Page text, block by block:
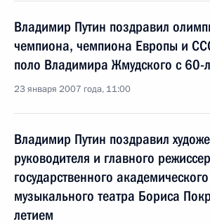
Владимир Путин поздравил
чемпиона, чемпиона Европы и
поло Владимира Жмудского с 60-
23 января 2007 года, 11:00
Владимир Путин поздравил
руководителя и главного
государственного
музыкального театра Бориса
летием